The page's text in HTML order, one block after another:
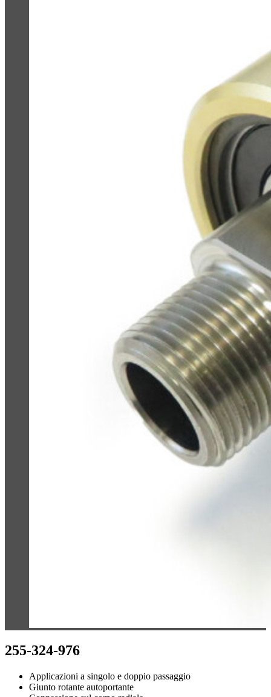
255-324-976
Applicazioni a singolo e doppio passaggio
Giunto rotante autoportante